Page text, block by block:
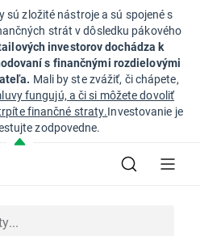
sú zložité nástroje a sú spojené s
strát v dôsledku pákového
investorov dochádza k
s finančnými rozdielovými
Mali by ste zvážiť, či chápete,
fungujú, a či si môžete dovoliť
finančné straty.Investovanie je
zodpovedne.